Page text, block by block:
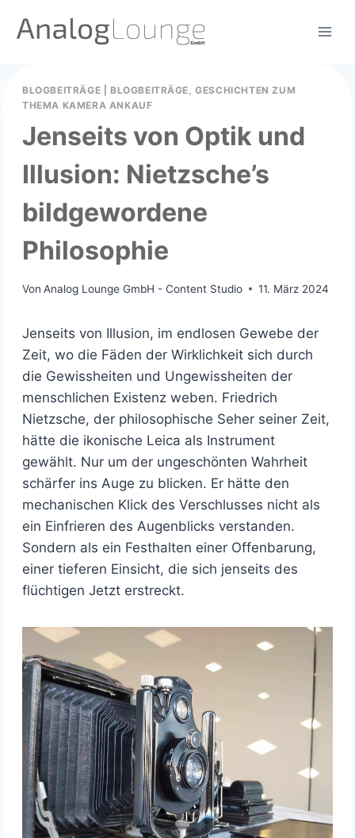
Inhalt
BLOGBEITRÄGE
BLOGBEITRÄGE, GESCHICHTEN ZUM
THEMA KAMERA ANKAUF
Jenseits von Optik und
Illusion: Nietzsche’s
bildgewordene
Philosophie
Von Analog Lounge GmbH - Content Studio 11. März 2024
Jenseits von Illusion, im endlosen Gewebe der
Zeit, wo die Fäden der Wirklichkeit sich durch
die Gewissheiten und Ungewissheiten der
menschlichen Existenz weben. Friedrich
Nietzsche, der philosophische Seher seiner Zeit,
hätte die ikonische Leica als Instrument
gewählt. Nur um der ungeschönten Wahrheit
schärfer ins Auge zu blicken. Er hätte den
mechanischen Klick des Verschlusses nicht als
ein Einfrieren des Augenblicks verstanden.
Sondern als ein Festhalten einer Offenbarung,
einer tieferen Einsicht, die sich jenseits des
flüchtigen Jetzt erstreckt.